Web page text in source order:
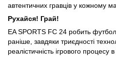
автентичних гравців у кожному
Рухайся! Грай!
EA SPORTS FC 24 робить
раніше, завдяки триєдності
реалістичність ігрового процесу